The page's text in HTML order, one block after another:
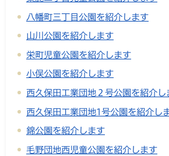
八幡町三丁目公園を紹介します
山川公園を紹介します
栄町児童公園を紹介します
小俣公園を紹介します
西久保田工業団地２号公園を紹介し
西久保田工業団地1号公園を紹介し
錦公園を紹介します
毛野団地西児童公園を紹介します